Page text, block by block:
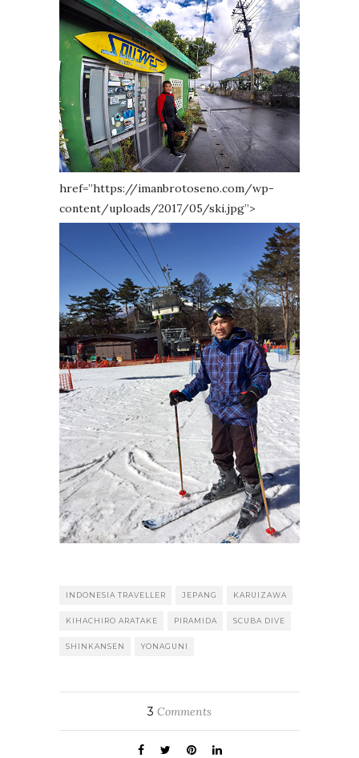
href=”https://imanbrotoseno.com/wp-
content/uploads/2017/05/ski.jpg”>
INDONESIA TRAVELLER JEPANG KARUIZAWA
KIHACHIRO ARATAKE PIRAMIDA SCUBA DIVE
SHINKANSEN YONAGUNI
3 Comments